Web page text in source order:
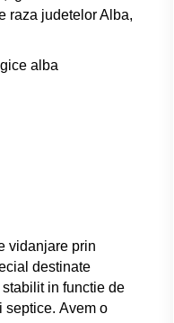
raza judetelor Alba,
vidanjare prin
destinate
in functie de
septice. Avem o